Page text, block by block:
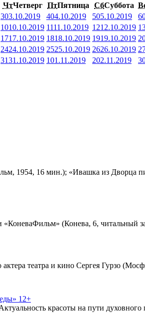
ЧтЧетверг ПтПятница СбСуббота
303.10.2019 404.10.2019 505.10.2019 6
1010.10.2019 1111.10.2019 1212.10.2019
1717.10.2019 1818.10.2019 1919.10.2019
2424.10.2019 2525.10.2019 2626.10.2019
3131.10.2019 101.11.2019 202.11.2019 3
1954, 16 мин.); «Ивашка из Дворца
«КоневаФильм» (Конева, 6, читальный
театра и кино Сергея Гурзо
12+
красоты на пути